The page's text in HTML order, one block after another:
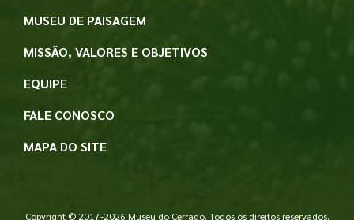
MUSEU DE PAISAGEM
MISSÃO, VALORES E OBJETIVOS
EQUIPE
FALE CONOSCO
MAPA DO SITE
Copyright © 2017-2026 Museu do Cerrado. Todos os direitos reservados.